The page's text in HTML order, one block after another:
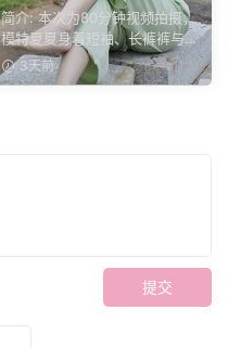
磨袜】80分钟视频拍摄，模
特穿丝质船袜踩水踩泥，对焦
袜子磨损变化镜头。
简介: 本次为80分钟视频拍摄，
模特夏夏身着短袖、长裤裤与丝
质船袜，修整干净脚趾...
3天前
提交